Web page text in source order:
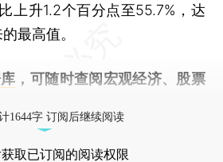
上升1.2个百分点至55.7%，达
最高值。
，可随时查阅宏观经济、股票
1644字 订阅后继续阅读
获取已订阅的阅读权限